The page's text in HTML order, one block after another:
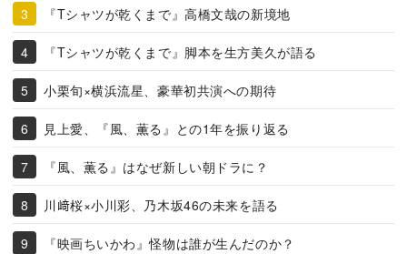
『Tシャツが乾くまで』高橋文哉の新境地
『Tシャツが乾くまで』脚本を生方美久が語る
小栗旬×横浜流星、豪華初共演への期待
見上愛、『風、薫る』との1年を振り返る
『風、薫る』はなぜ新しい朝ドラに？
川﨑桜×小川彩、乃木坂46の未来を語る
『映画ちいかわ』怪物は誰が生んだのか？